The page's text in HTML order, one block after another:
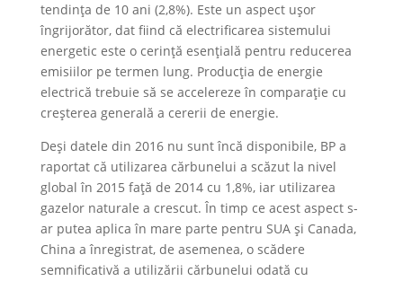
tendinţa de 10 ani (2,8%). Este un aspect uşor
îngrijorător, dat fiind că electrificarea sistemului
energetic este o cerință esențială pentru reducerea
emisiilor pe termen lung. Producția de energie
electrică trebuie să se accelereze în comparație cu
creșterea generală a cererii de energie.
Deși datele din 2016 nu sunt încă disponibile, BP a
raportat că utilizarea cărbunelui a scăzut la nivel
global în 2015 față de 2014 cu 1,8%, iar utilizarea
gazelor naturale a crescut. În timp ce acest aspect s-
ar putea aplica în mare parte pentru SUA și Canada,
China a înregistrat, de asemenea, o scădere
semnificativă a utilizării cărbunelui odată cu